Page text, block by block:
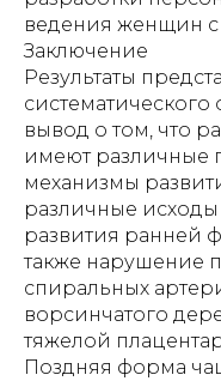
Заключение
Результаты
систематического
вывод о том, что
имеют различные
механизмы
различные
развития ранней
также нарушение
спиральных
ворсинчатого
тяжелой
Поздняя форма